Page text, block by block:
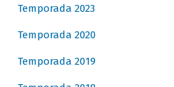
Temporada 2023
Temporada 2020
Temporada 2019